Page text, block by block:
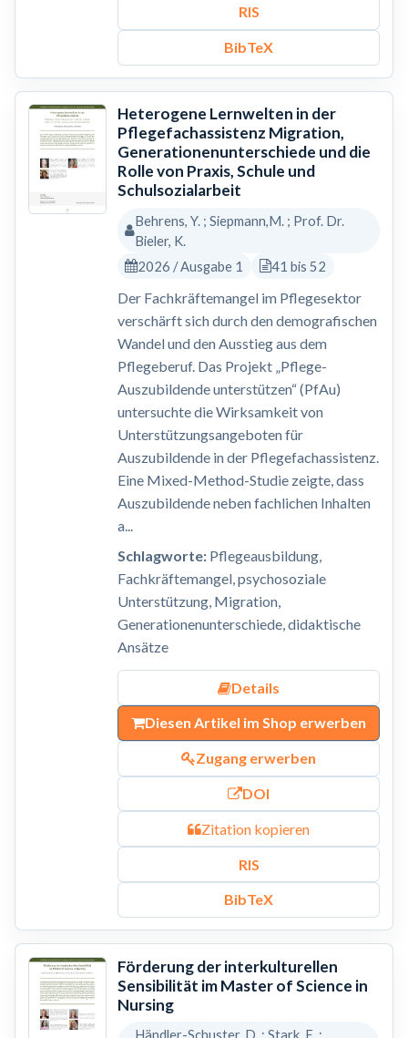
RIS
BibTeX
Heterogene Lernwelten in der
Pflegefachassistenz Migration,
Generationenunterschiede und die
Rolle von Praxis, Schule und
Schulsozialarbeit
Behrens, Y. ; Siepmann,M. ; Prof. Dr.
Bieler, K.
2026 / Ausgabe 1
41 bis 52
Der Fachkräftemangel im Pflegesektor
verschärft sich durch den demografischen
Wandel und den Ausstieg aus dem
Pflegeberuf. Das Projekt „Pflege-
Auszubildende unterstützen“ (PfAu)
untersuchte die Wirksamkeit von
Unterstützungsangeboten für
Auszubildende in der Pflegefachassistenz.
Eine Mixed-Method-Studie zeigte, dass
Auszubildende neben fachlichen Inhalten
a...
Schlagworte:Pflegeausbildung,
Fachkräftemangel, psychosoziale
Unterstützung, Migration,
Generationenunterschiede, didaktische
Ansätze
Details
Diesen Artikel im Shop erwerben
Zugang erwerben
DOI
Zitation kopieren
RIS
BibTeX
Förderung der interkulturellen
Sensibilität im Master of Science in
Nursing
Händler-Schuster, D. ; Stark, E. ;